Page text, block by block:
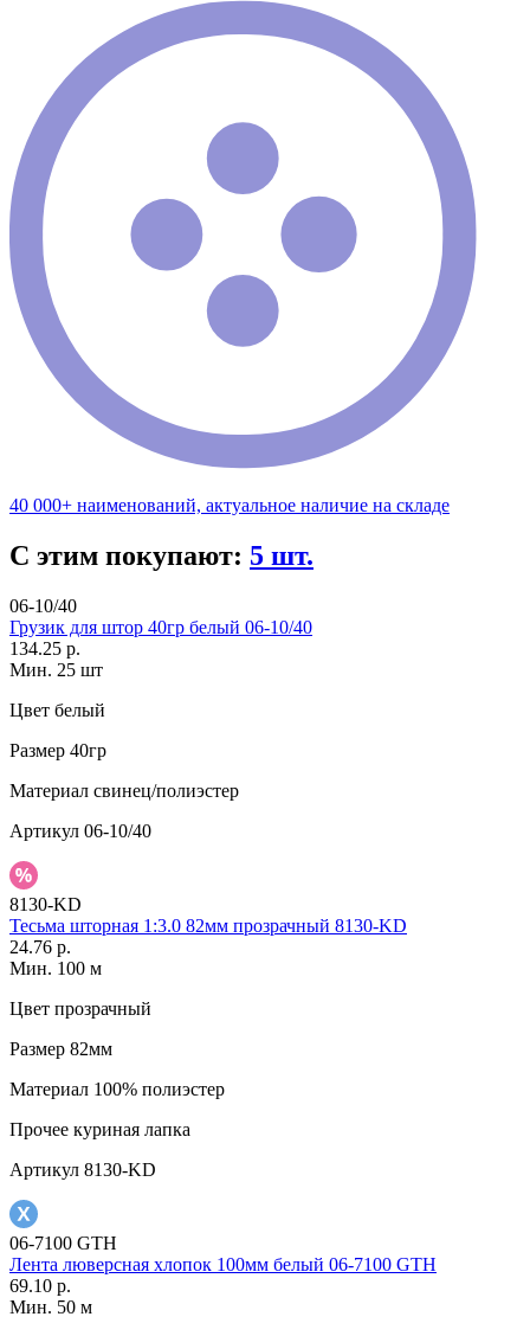
40 000+ наименований, актуальное наличие на складе
С этим покупают: 5 шт.
06-10/40
Грузик для штор 40гр белый 06-10/40
134.25 р.
Мин. 25 шт
Цвет белый
Размер 40гр
Материал свинец/полиэстер
Артикул 06-10/40
8130-KD
Тесьма шторная 1:3.0 82мм прозрачный 8130-KD
24.76 р.
Мин. 100 м
Цвет прозрачный
Размер 82мм
Материал 100% полиэстер
Прочее куриная лапка
Артикул 8130-KD
06-7100 GTH
Лента люверсная хлопок 100мм белый 06-7100 GTH
69.10 р.
Мин. 50 м